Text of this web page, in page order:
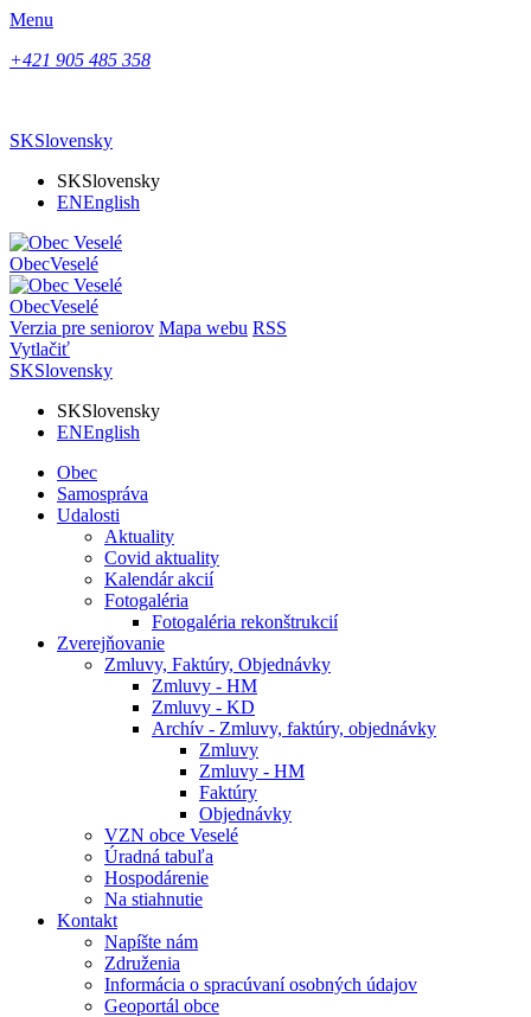
Menu
+421 905 485 358
SKSlovensky
SKSlovensky
ENEnglish
ObecVeselé
ObecVeselé
Verzia pre seniorov Mapa webu RSS
Vytlačiť
SKSlovensky
SKSlovensky
ENEnglish
Obec
Samospráva
Udalosti
Aktuality
Covid aktuality
Kalendár akcií
Fotogaléria
Fotogaléria rekonštrukcií
Zverejňovanie
Zmluvy, Faktúry, Objednávky
Zmluvy - HM
Zmluvy - KD
Archív - Zmluvy, faktúry, objednávky
Zmluvy
Zmluvy - HM
Faktúry
Objednávky
VZN obce Veselé
Úradná tabuľa
Hospodárenie
Na stiahnutie
Kontakt
Napíšte nám
Združenia
Informácia o spracúvaní osobných údajov
Geoportál obce